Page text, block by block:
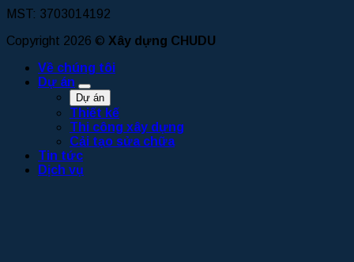
MST: 3703014192
Copyright 2026 © Xây dựng CHUDU
Về chúng tôi
Dự án
Dự án
Thiết kế
Thi công xây dựng
Cải tạo sửa chữa
Tin tức
Dịch vụ